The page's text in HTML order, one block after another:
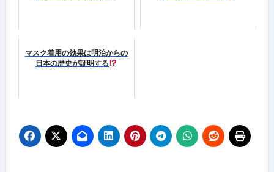
マスク着用の効果は明治からの
日本の歴史が証明する